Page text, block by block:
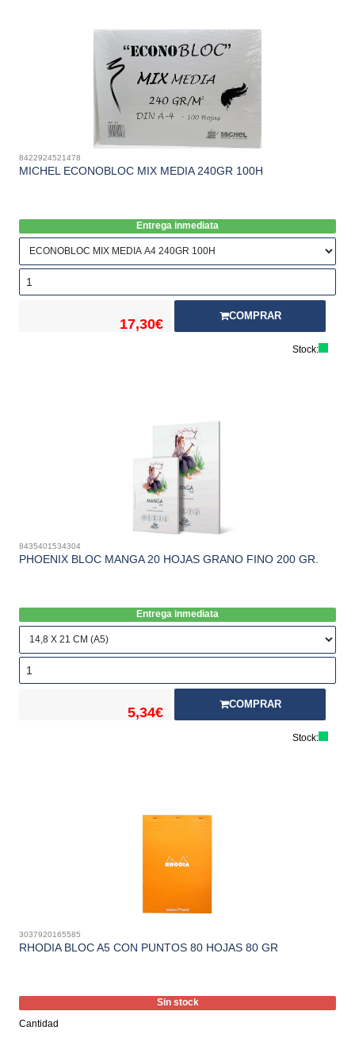
8422924521478
MICHEL ECONOBLOC MIX MEDIA 240GR 100H
Entrega inmediata
17,30€
COMPRAR
Stock:
8435401534304
PHOENIX BLOC MANGA 20 HOJAS GRANO FINO 200 GR.
Entrega inmediata
5,34€
COMPRAR
Stock:
3037920165585
RHODIA BLOC A5 CON PUNTOS 80 HOJAS 80 GR
Sin stock
Cantidad